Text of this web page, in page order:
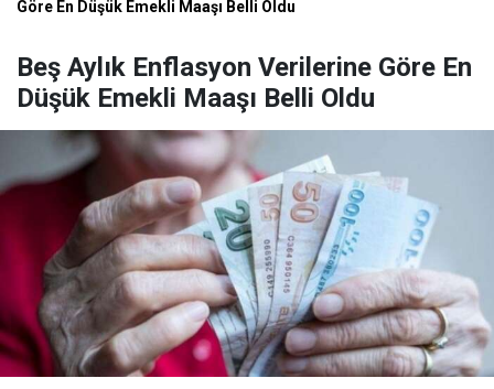
Göre En Düşük Emekli Maaşı Belli Oldu
Beş Aylık Enflasyon Verilerine Göre En
Düşük Emekli Maaşı Belli Oldu